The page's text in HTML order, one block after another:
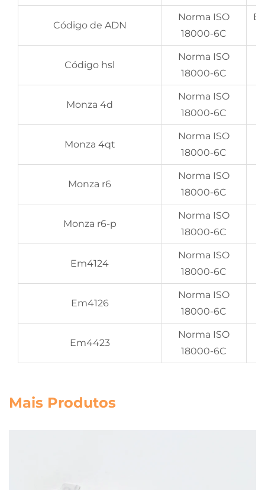
Código de ADN
Norma ISO
18000-6C
Código hsl
Norma ISO
18000-6C
Monza 4d
Norma ISO
18000-6C
Monza 4qt
Norma ISO
18000-6C
Monza r6
Norma ISO
18000-6C
Monza r6-p
Norma ISO
18000-6C
Em4124
Norma ISO
18000-6C
Em4126
Norma ISO
18000-6C
Em4423
Norma ISO
18000-6C
Mais Produtos